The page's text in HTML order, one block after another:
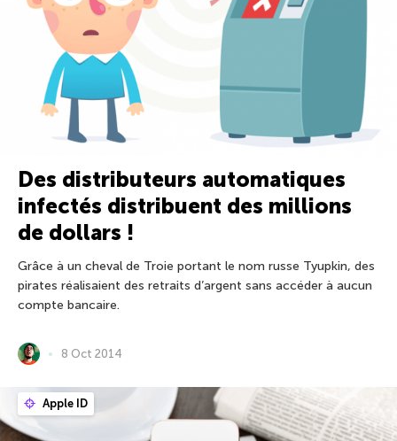
Des distributeurs automatiques
infectés distribuent des millions
de dollars !
Grâce à un cheval de Troie portant le nom russe Tyupkin, des
pirates réalisaient des retraits d’argent sans accéder à aucun
compte bancaire.
8 Oct 2014
Apple ID